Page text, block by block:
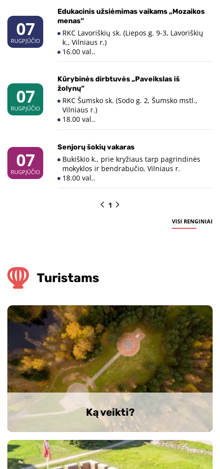
07
RUGPJŪČIO
Edukacinis užsiėmimas vaikams „Mozaikos
menas“
RKC Lavoriškių sk. (Liepos g. 9-3, Lavoriškių
k., Vilniaus r.)
16.00 val..
07
RUGPJŪČIO
Kūrybinės dirbtuvės „Paveikslas iš
žolynų“
RKC Šumsko sk. (Sodo g. 2, Šumsko mstl.,
Vilniaus r.)
18.00 val..
07
RUGPJŪČIO
Senjorų šokių vakaras
Bukiškio k., prie kryžiaus tarp pagrindinės
mokyklos ir bendrabučio, Vilniaus r.
18.00 val..
‹ 1 ›
VISI RENGINIAI
Turistams
Ką veikti?